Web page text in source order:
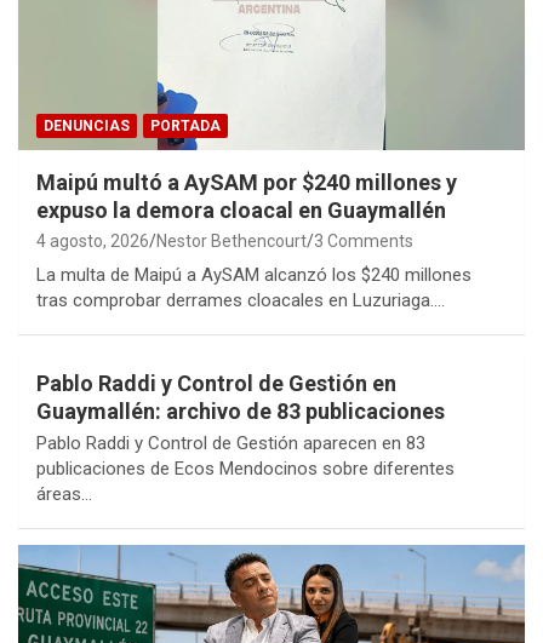
DENUNCIAS PORTADA
Maipú multó a AySAM por $240 millones y
expuso la demora cloacal en Guaymallén
4 agosto, 2026 Nestor Bethencourt 3 Comments
La multa de Maipú a AySAM alcanzó los $240 millones
tras comprobar derrames cloacales en Luzuriaga.…
Pablo Raddi y Control de Gestión en
Guaymallén: archivo de 83 publicaciones
Pablo Raddi y Control de Gestión aparecen en 83
publicaciones de Ecos Mendocinos sobre diferentes
áreas…